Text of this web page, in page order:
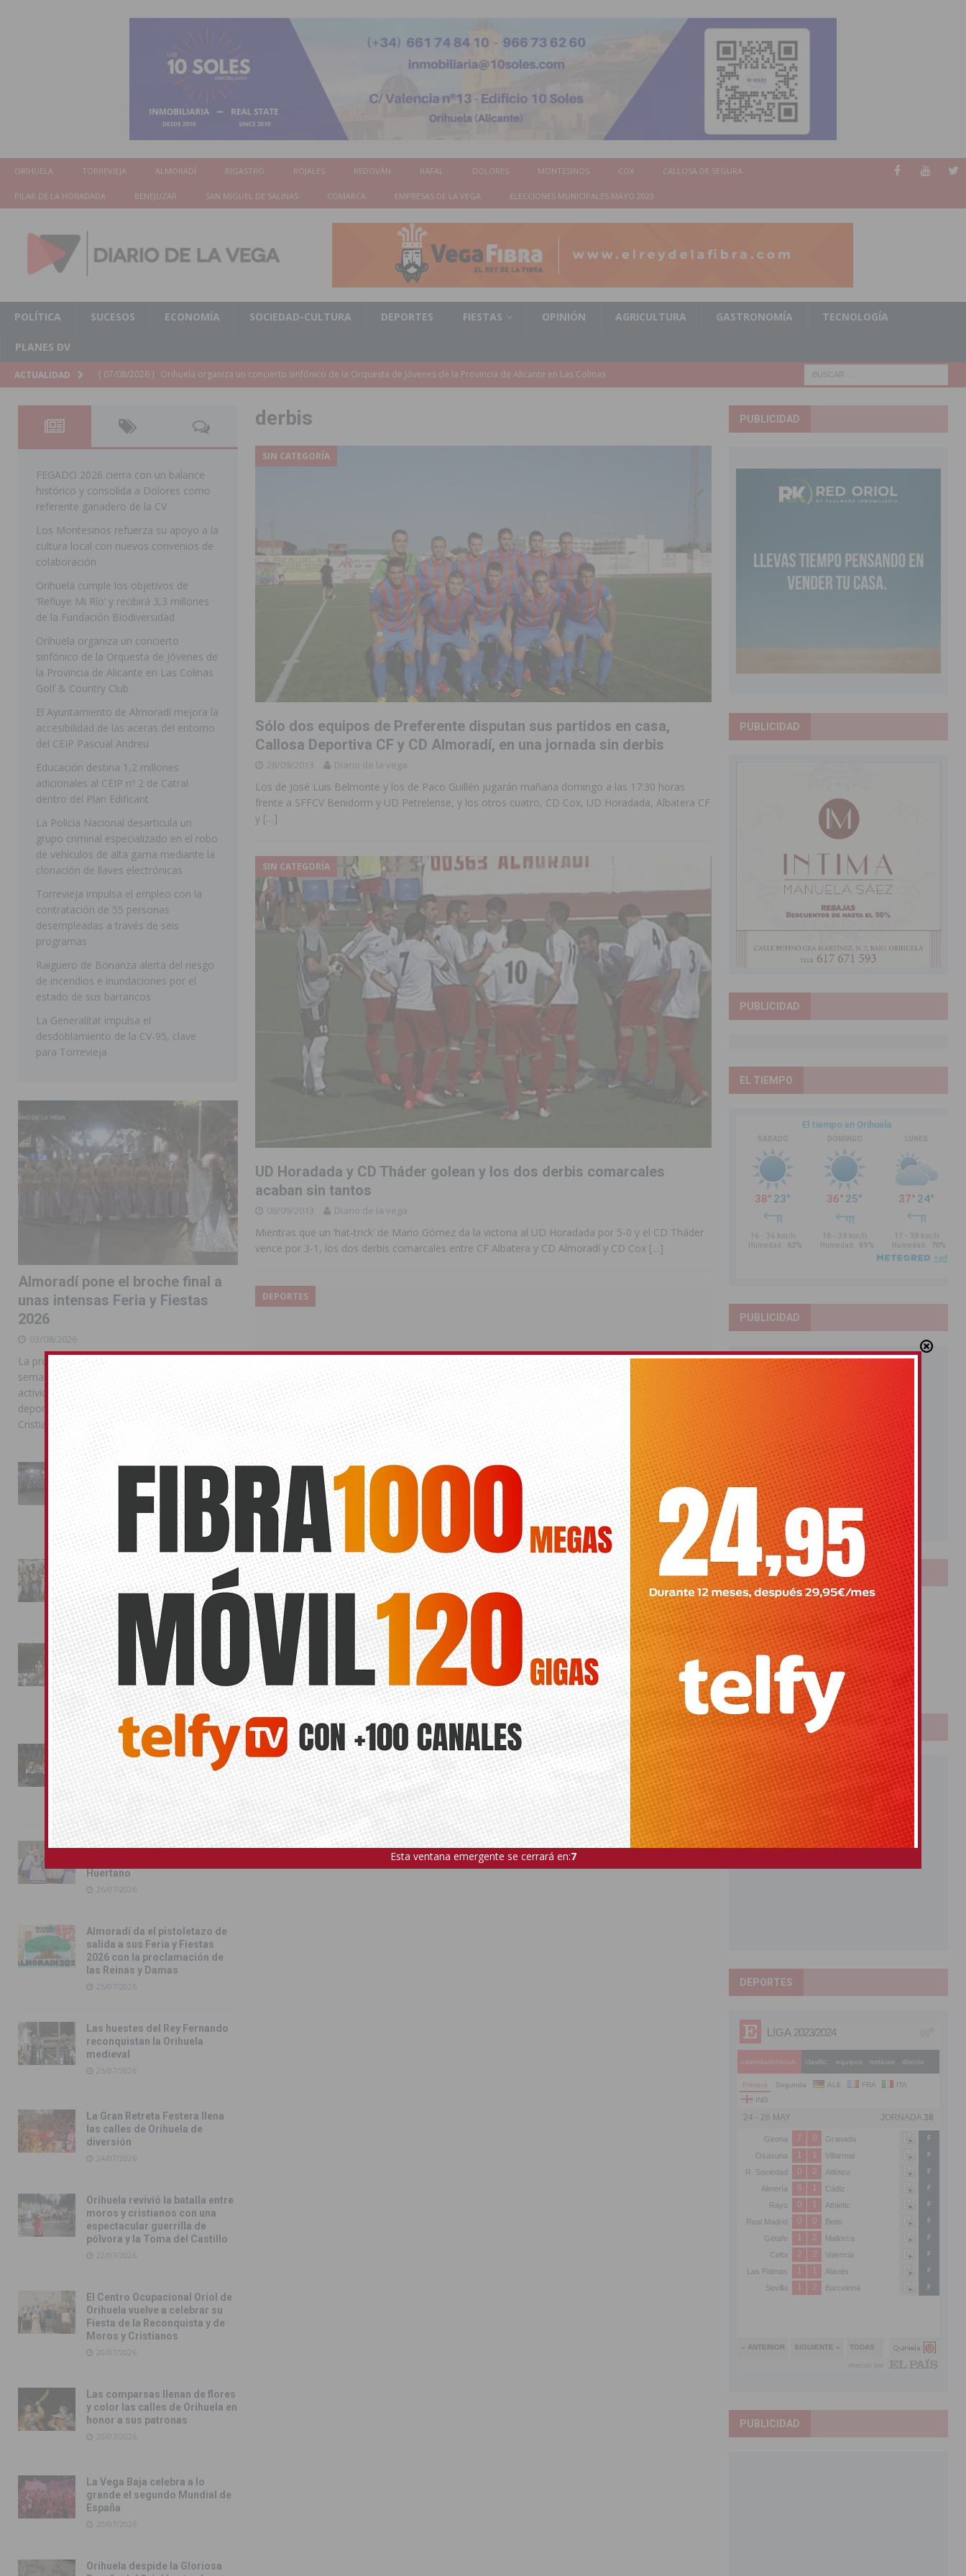
ORIHUELA TORREVIEJA ALMORADÍ BIGASTRO ROJALES REDOVÁN RAFAL DOLORES MONTESINOS COX CALLOSA DE SEGURA
PILAR DE LA HORADADA BENEJUZAR SAN MIGUEL DE SALINAS COMARCA EMPRESAS DE LA VEGA ELECCIONES MUNICIPALES MAYO 2023
POLÍTICA SUCESOS ECONOMÍA SOCIEDAD-CULTURA DEPORTES FIESTAS OPINIÓN AGRICULTURA GASTRONOMÍA TECNOLOGÍA
PLANES DV
ACTUALIDAD [ 07/08/2026 ] El Ayuntamiento de Almoradí mejora la accesibilidad de las aceras del entorno del CEIP Pascual Andreu
[ 07/08/2026 ]
Educación destina 1,2 millones adicionales al CEIP nº 2 de Catral dentro del Plan Edificant
[ 07/08/2026 ] La Policía Nacional desarticula un grupo criminal especializado en el robo de vehículos de alta gama mediante la
clonación de llaves electrónicas
[ 07/08/2026 ] Torrevieja impulsa el empleo con la contratación de 55 personas desempleadas a través de seis programas
[ 07/08/2026 ] Raiguero de Bonanza alerta del riesgo de incendios e inundaciones por el estado de sus barrancos
[ 07/08/2026 ]
La Generalitat impulsa el desdoblamiento de la CV-95, clave para Torrevieja
TORREVIEJA
[ 07/08/2026 ] Benferri ya se prepara para dar comienzo a sus Fiestas 2026
COMARCA
[ 07/08/2026 ] Bigastro se viste de gala para la coronación de la Corte 2026
BIGASTRO
[ 07/08/2026 ]
Rojales clausura con éxito las Fiestas de las Urbanizaciones de Ciudad Quesada 2026
ROJALES
[ 06/08/2026 ]
Redován presenta la programación de sus Fiestas Patronales en honor a la Virgen de la Salud y San Miguel
Arcángel
REDOVÁN
[ 06/08/2026 ]
El PSOE denuncia una nueva prórroga de la ORA en Orihuela ‘sin mejoras ni bonificaciones’
ORIHUELA
[ 07/08/2026 ] FEGADO 2026 cierra con un balance histórico y consolida a Dolores como referente ganadero de la CV
DOLORES
Los Montesinos refuerza su apoyo a la cultura local con nuevos convenios de colaboración
[ 07/08/2026 ] Orihuela cumple los objetivos de ‘Refluye Mi Río’ y recibirá 3,3 millones de la Fundación Biodiversidad
ORIHUELA
[ 07/08/2026 ]
Orihuela organiza un concierto sinfónico de la Orquesta de Jóvenes de la Provincia de Alicante en Las Colinas
Golf & Country Club
derbis
SIN CATEGORÍA
Sólo dos equipos de Preferente disputan sus partidos en casa,
Callosa Deportiva CF y CD Almoradí, en una jornada sin derbis
28/09/2013 Diario de la vega
Los de José Luis Belmonte y los de Paco Guillén jugarán mañana domingo a las 17:30 horas
frente a SFFCV Benidorm y UD Petrelense, y los otros cuatro, CD Cox, UD Horadada, Albatera CF
y […]
SIN CATEGORÍA
UD Horadada y CD Tháder golean y los dos derbis comarcales
acaban sin tantos
08/09/2013 Diario de la vega
Mientras que un ‘hat-trick’ de Mario Gómez da la victoria al UD Horadada por 5-0 y el CD Tháder
vence por 3-1, los dos derbis comarcales entre CF Albatera y CD Almoradí y CD Cox […]
DEPORTES
La Regional Preferente con equipos de la comarca se inicia este fin
de semana con dos derbis
31/08/2013 Diario de la vega
El segundo clasificado en la pasada temporada, el CD Almoradí, recibirá a las 17 horas de
mañana domingo 1 en Sadrián al campeón, el UD Horadada, mientras que el CD Tháder rojaleño
visitará El Palmeral
[…]
FEGADO 2026 cierra con un balance
histórico y consolida a Dolores como
referente ganadero de la CV
Los Montesinos refuerza su apoyo a la
cultura local con nuevos convenios de
colaboración
Orihuela cumple los objetivos de
‘Refluye Mi Río’ y recibirá 3,3 millones
de la Fundación Biodiversidad
Orihuela organiza un concierto
sinfónico de la Orquesta de Jóvenes de
la Provincia de Alicante en Las Colinas
Golf & Country Club
El Ayuntamiento de Almoradí mejora la
accesibilidad de las aceras del entorno
del CEIP Pascual Andreu
Educación destina 1,2 millones
adicionales al CEIP nº 2 de Catral
dentro del Plan Edificant
La Policía Nacional desarticula un
grupo criminal especializado en el robo
de vehículos de alta gama mediante la
clonación de llaves electrónicas
Torrevieja impulsa el empleo con la
contratación de 55 personas
desempleadas a través de seis
programas
Raiguero de Bonanza alerta del riesgo
de incendios e inundaciones por el
estado de sus barrancos
La Generalitat impulsa el
desdoblamiento de la CV-95, clave
para Torrevieja
Almoradí pone el broche final a
unas intensas Feria y Fiestas
2026
03/08/2026
La programación reunió durante más de una
semana actos institucionales, conciertos,
actividades familiares, competiciones
deportivas y las celebraciones de Moros y
Cristianos
La Entrada Cristiana llena de
esplendor las calles de
Almoradí en una multitudinaria
jornada festera
02/08/2026
La magia de la Entrada Mora
conquista las calles de
Almoradí
01/08/2026
La fiesta se adueña de
Almoradí con la presentación
de los cargos festeros y la
toma del castillo
31/07/2026
Pilar de la Horadada
conmemora con emoción el
40º aniversario de su
independencia como municipio
31/07/2026
Almoradí presume de raíces
Huertano
26/07/2026
Almoradí da el pistoletazo de
salida a sus Feria y Fiestas
2026 con la proclamación de
las Reinas y Damas
25/07/2026
Las huestes del Rey Fernando
reconquistan la Orihuela
medieval
25/07/2026
La Gran Retreta Festera llena
las calles de Orihuela de
diversión
24/07/2026
Orihuela revivió la batalla entre
moros y cristianos con una
espectacular guerrilla de
pólvora y la Toma del Castillo
22/07/2026
El Centro Ocupacional Oriol de
Orihuela vuelve a celebrar su
Fiesta de la Reconquista y de
Moros y Cristianos
20/07/2026
Las comparsas llenan de flores
y color las calles de Orihuela en
honor a sus patronas
20/07/2026
La Vega Baja celebra a lo
grande el segundo Mundial de
España
20/07/2026
Orihuela despide la Gloriosa
PUBLICIDAD
PUBLICIDAD
PUBLICIDAD
EL TIEMPO
PUBLICIDAD
LOTERIAS
Bonoloto
Primitiva
El Gordo
Euromillones
Loteria
Once
PUBLICIDAD
DEPORTES
PUBLICIDAD
Esta ventana emergente se cerrará en:5